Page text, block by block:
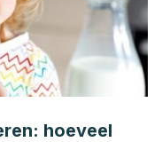
hoeveel